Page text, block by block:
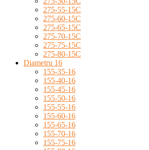
275-55-15C
275-60-15C
275-65-15C
275-70-15C
275-75-15C
275-80-15C
Diametru 16
155-35-16
155-40-16
155-45-16
155-50-16
155-55-16
155-60-16
155-65-16
155-70-16
155-75-16